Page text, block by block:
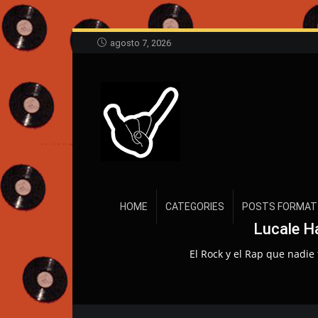
agosto 7, 2026
HOME CATEGORIES POSTS FORMAT
Lucale
El Rock y el Rap que